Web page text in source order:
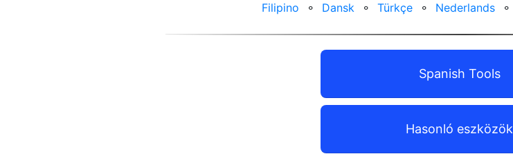
Filipino
⚬ Dansk ⚬ Türkçe ⚬ Nederlands ⚬
Spanish Tools
Hasonló eszközök